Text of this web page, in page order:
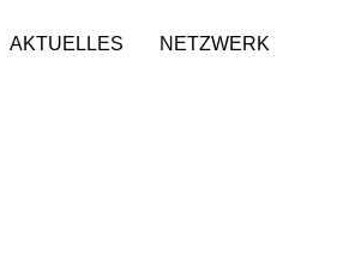
AKTUELLES NETZWERK